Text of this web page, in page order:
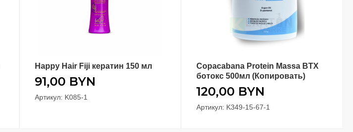
В КОРЗИНУ
Happy Hair Fiji кератин 150 мл
91,00 BYN
Артикул: K085-1
В КОРЗИНУ
Copacabana Protein Massa BTX
ботокс 500мл (Копировать)
120,00 BYN
Артикул: K349-15-67-1